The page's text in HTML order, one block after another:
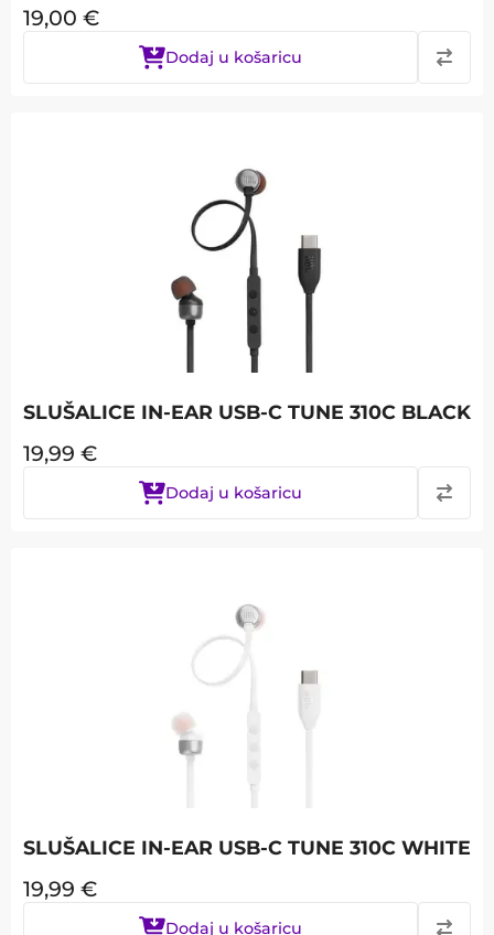
19,00 €
Dodaj u košaricu
SLUŠALICE IN-EAR USB-C TUNE 310C BLACK
19,99 €
Dodaj u košaricu
SLUŠALICE IN-EAR USB-C TUNE 310C WHITE
19,99 €
Dodaj u košaricu